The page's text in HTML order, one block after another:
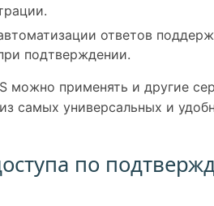
ответов
подтверждении.
можно применять и другие
самых универсальных и
по